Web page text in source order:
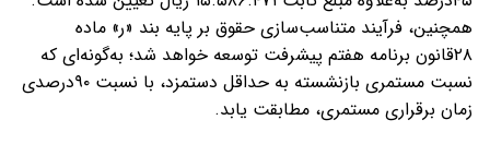
همچنین، فرآیند متناسب‌سازی حقوق بر پایه بند «ر» ماده
۲۸قانون برنامه هفتم پیشرفت توسعه خواهد شد؛ به‌گونه‌ای که
نسبت مستمری بازنشسته به حداقل دستمزد، با نسبت ۹۰درصدی
زمان برقراری مستمری، مطابقت یابد.